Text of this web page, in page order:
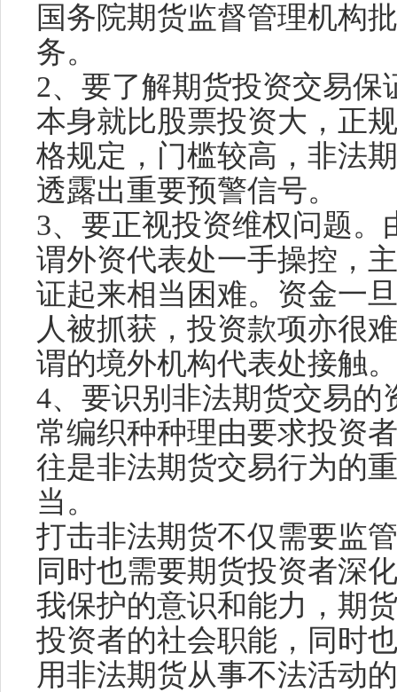
国务院期货监督管理机构
务。
2、要了解期货投资交易
本身就比股票投资大，正
格规定，门槛较高，非法
透露出重要预警信号。
3、要正视投资维权问题
谓外资代表处一手操控，
证起来相当困难。资金一
人被抓获，投资款项亦很
谓的境外机构代表处接触。
4、要识别非法期货交易
常编织种种理由要求投资
往是非法期货交易行为的
当。
打击非法期货不仅需要监
同时也需要期货投资者深
我保护的意识和能力，期
投资者的社会职能，同时
用非法期货从事不法活动